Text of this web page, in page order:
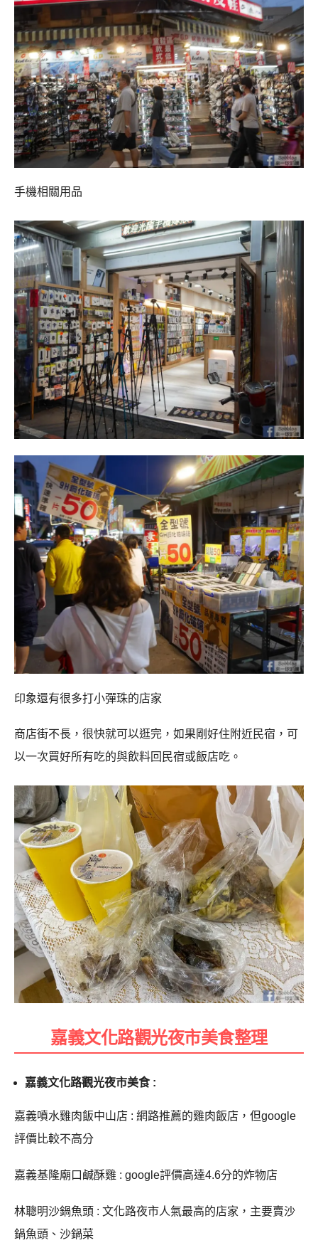
手機相關用品
印象還有很多打小彈珠的店家
商店街不長，很快就可以逛完，如果剛好住附近民宿，可
以一次買好所有吃的與飲料回民宿或飯店吃。
嘉義文化路觀光夜市美食整理
嘉義文化路觀光夜市美食 :
嘉義噴水雞肉飯中山店 : 網路推薦的雞肉飯店，但google
評價比較不高分
嘉義基隆廟口鹹酥雞 : google評價高達4.6分的炸物店
林聰明沙鍋魚頭 : 文化路夜市人氣最高的店家，主要賣沙
鍋魚頭、沙鍋菜